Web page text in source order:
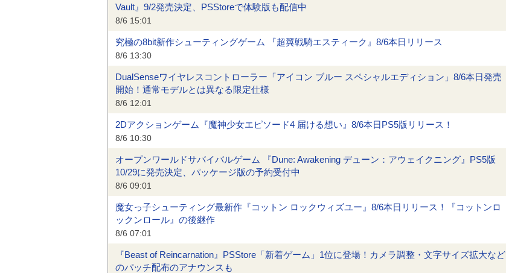
Vault』9/2発売決定、PSStoreで体験版も配信中
8/6 15:01
究極の8bit新作シューティングゲーム 『超翼戦騎エスティーク』8/6本日リリース
8/6 13:30
DualSenseワイヤレスコントローラー「アイコン ブルー スペシャルエディション」8/6本日発売
開始！通常モデルとは異なる限定仕様
8/6 12:01
2Dアクションゲーム『魔神少女エピソード4 届ける想い』8/6本日PS5版リリース！
8/6 10:30
オープンワールドサバイバルゲーム 『Dune: Awakening デューン：アウェイクニング』PS5版
10/29に発売決定、パッケージ版の予約受付中
8/6 09:01
魔女っ子シューティング最新作『コットン ロックウィズユー』8/6本日リリース！『コットンロ
ックンロール』の後継作
8/6 07:01
『Beast of Reincarnation』PSStore「新着ゲーム」1位に登場！カメラ調整・文字サイズ拡大など
のパッチ配布のアナウンスも